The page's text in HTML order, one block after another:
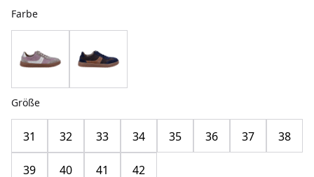
Farbe
Größe
31 32 33 34 35 36 37 38
39 40 41 42